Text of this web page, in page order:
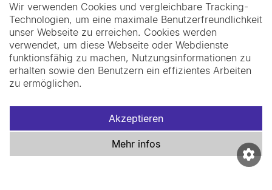
Wir verwenden Cookies und vergleichbare Tracking-
Technologien, um eine maximale Benutzerfreundlichkeit
unser Webseite zu erreichen. Cookies werden
verwendet, um diese Webseite oder Webdienste
funktionsfähig zu machen, Nutzungsinformationen zu
erhalten sowie den Benutzern ein effizientes Arbeiten
zu ermöglichen.
Akzeptieren
Mehr infos
Projekte
Publikationen
Bibliothek
Unterstützen Sie uns
Kontakt
Datenschutzerklärung